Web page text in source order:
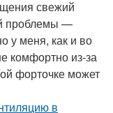
свежий
проблемы —
у меня, как и во
комфортно из-за
форточке может